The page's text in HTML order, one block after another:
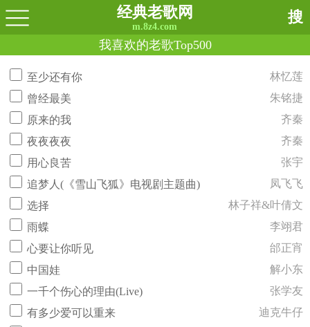
经典老歌网
m.8z4.com
搜
我喜欢的老歌Top500
至少还有你
林忆莲
曾经最美
朱铭捷
原来的我
齐秦
夜夜夜夜
齐秦
用心良苦
张宇
追梦人(《雪山飞狐》电视剧主题曲)
凤飞飞
选择
林子祥&叶倩文
雨蝶
李翊君
心要让你听见
邰正宵
中国娃
解小东
一千个伤心的理由(Live)
张学友
有多少爱可以重来
迪克牛仔